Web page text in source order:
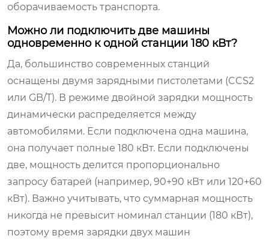
оборачиваемость транспорта.
Можно ли подключить две машины
одновременно к одной станции 180 кВт?
Да, большинство современных станций
оснащены двумя зарядными пистолетами (CCS2
или GB/T). В режиме двойной зарядки мощность
динамически распределяется между
автомобилями. Если подключена одна машина,
она получает полные 180 кВт. Если подключены
две, мощность делится пропорционально
запросу батарей (например, 90+90 кВт или 120+60
кВт). Важно учитывать, что суммарная мощность
никогда не превысит номинал станции (180 кВт),
поэтому время зарядки двух машин